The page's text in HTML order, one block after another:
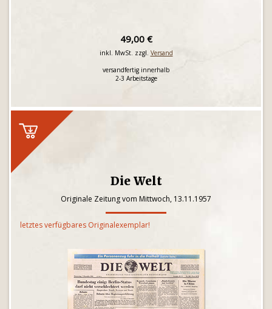
49,00 €
inkl. MwSt. zzgl. Versand
versandfertig innerhalb
2-3 Arbeitstage
Die Welt
Originale Zeitung vom Mittwoch, 13.11.1957
letztes verfügbares Originalexemplar!